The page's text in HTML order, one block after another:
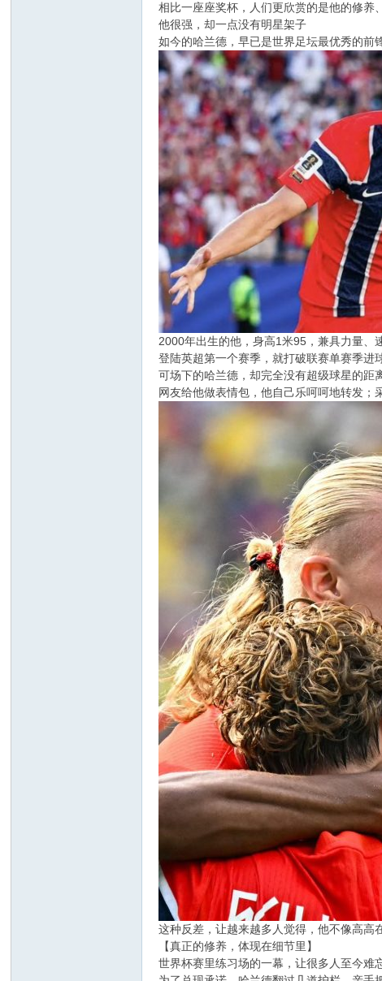
相比一座座奖杯，人们更欣赏的是他的修养
他很强，却一点没有明星架子
如今的哈兰德，早已是世界足坛最优秀的前
2000年出生的他，身高1米95，兼具力量、
登陆英超第一个赛季，就打破联赛单赛季进
可场下的哈兰德，却完全没有超级球星的距
网友给他做表情包，他自己乐呵呵地转发；
这种反差，让越来越多人觉得，他不像高高
【真正的修养，体现在细节里】
世界杯赛里练习场的一幕，让很多人至今难